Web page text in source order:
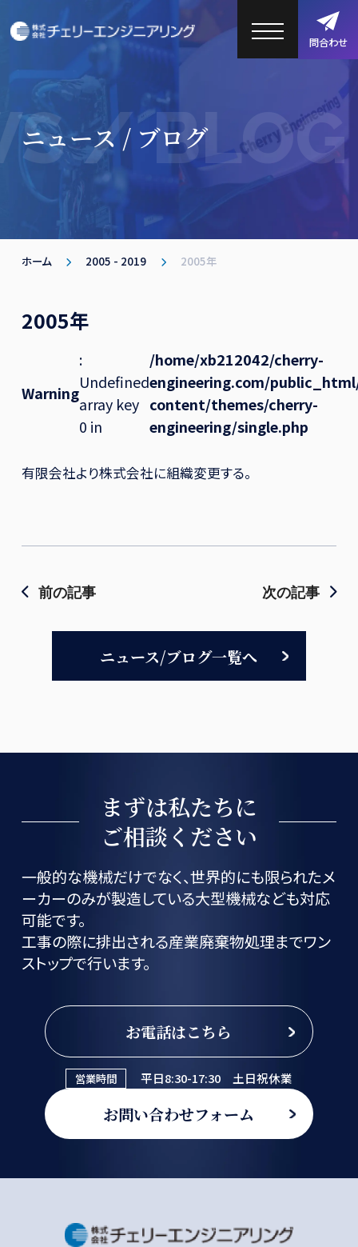
問合わせ
/
ニュース / ブログ
ホーム 2005 - 2019 2005年
2005年
Warning
:
Undefined
array key
0 in
/home/xb212042/cherry-
engineering.com/
content/themes/cherry-
engineering/single.php
有限会社より株式会社に組織変更する。
前の記事 次の記事
ニュース/ブログ一覧へ
まずは私たちに
ご相談ください
一般的な機械だけでなく、世界的にも限られたメ
ーカーのみが製造している大型機械なども対応
可能です。
工事の際に排出される産業廃棄物処理までワン
ストップで行います。
お電話はこちら
営業時間 平日8:30-17:30 土日祝休業
お問い合わせフォーム